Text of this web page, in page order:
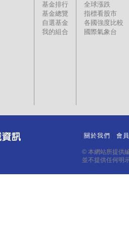
基金排行
基金總覽
自選基金
我的組合
全球漲跌
指標看股市
各國強度比較
國際氣象台
關於我們 會
© 本網站所提供
並不提供任何明